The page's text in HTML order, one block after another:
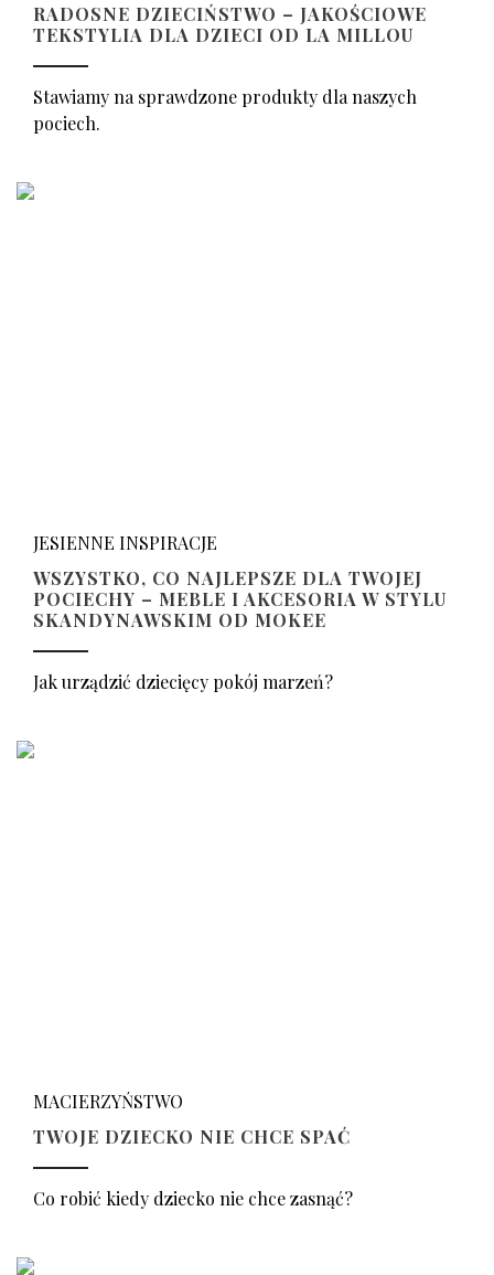
RADOSNE DZIECIŃSTWO – JAKOŚCIOWE
TEKSTYLIA DLA DZIECI OD LA MILLOU
Stawiamy na sprawdzone produkty dla naszych
pociech.
JESIENNE INSPIRACJE
WSZYSTKO, CO NAJLEPSZE DLA TWOJEJ
POCIECHY – MEBLE I AKCESORIA W STYLU
SKANDYNAWSKIM OD MOKEE
Jak urządzić dziecięcy pokój marzeń?
MACIERZYŃSTWO
TWOJE DZIECKO NIE CHCE SPAĆ
Co robić kiedy dziecko nie chce zasnąć?